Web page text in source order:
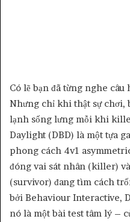
Có lẽ bạn đã từng nghe
Nhưng chỉ khi thật sự chơi,
lạnh sống lưng mỗi khi
Daylight (DBD) là một tựa
phong cách 4v1
đóng vai sát nhân (killer)
(survivor) đang tìm cách
bởi Behaviour Interactive,
nó là một bài test tâm lý –